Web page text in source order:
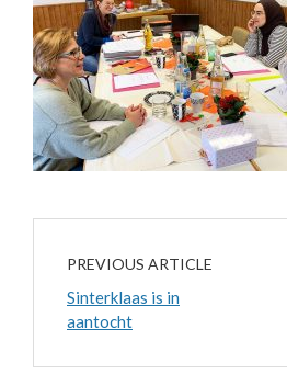
PREVIOUS ARTICLE
Sinterklaas is in
aantocht